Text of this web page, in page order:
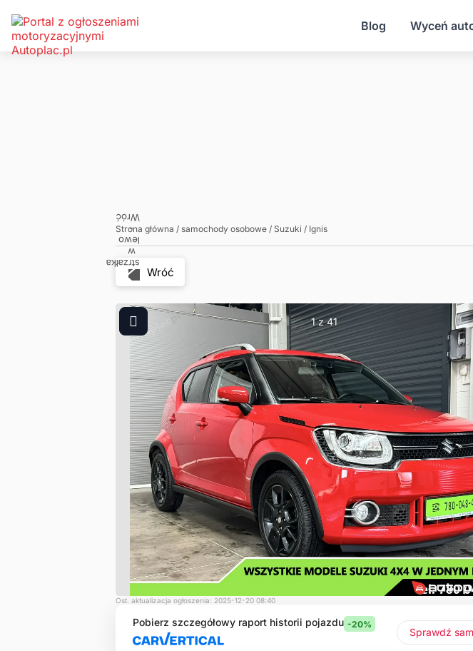
Blog Wyceń
Strona główna / samochody osobowe / Suzuki / Ignis
Wróć
1 z 41
Ost. aktualizacja ogłoszenia: 2025-12-20 08:40
Pobierz szczegółowy raport historii pojazdu -20%